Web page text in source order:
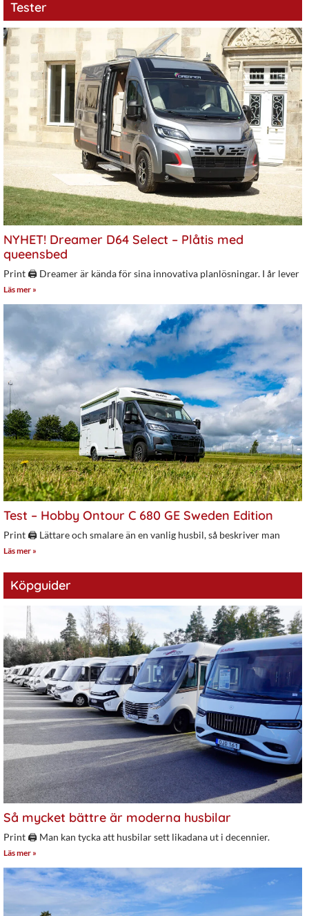
Tester
NYHET! Dreamer D64 Select – Plåtis med
queensbed
Print 🖨 Dreamer är kända för sina innovativa planlösningar. I år lever
Läs mer »
Test – Hobby Ontour C 680 GE Sweden Edition
Print 🖨 Lättare och smalare än en vanlig husbil, så beskriver man
Läs mer »
Köpguider
Så mycket bättre är moderna husbilar
Print 🖨 Man kan tycka att husbilar sett likadana ut i decennier.
Läs mer »